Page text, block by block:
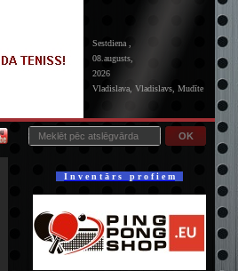
Sestdiena ,
08.augusts,
2026
Vladislava, Vladislavs, Mudīte
OK
I n v e n t ā r s p r o f i e m